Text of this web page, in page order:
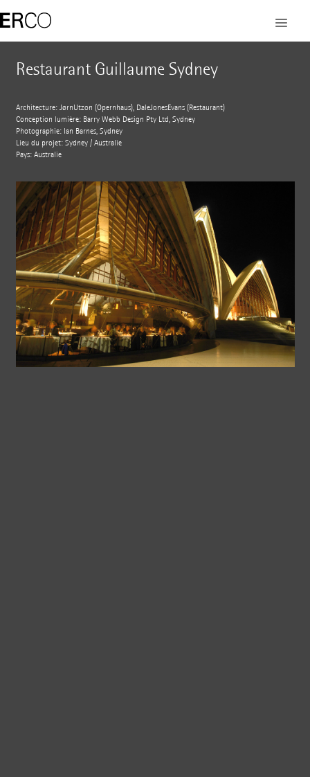
Restaurant Guillaume Sydney
Architecture: JørnUtzon (Opernhaus), DaleJones­Evans (Restaurant)
Conception lumière: Barry Webb Design Pty Ltd, Sydney
Photographie: Ian Barnes, Sydney
Lieu du projet: Sydney / Australie
Pays: Australie